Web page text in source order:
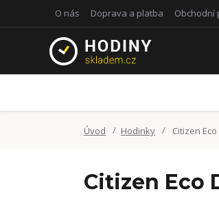
O nás Doprava a platba Obchodní
Úvod Hodinky Citizen
Citizen Eco